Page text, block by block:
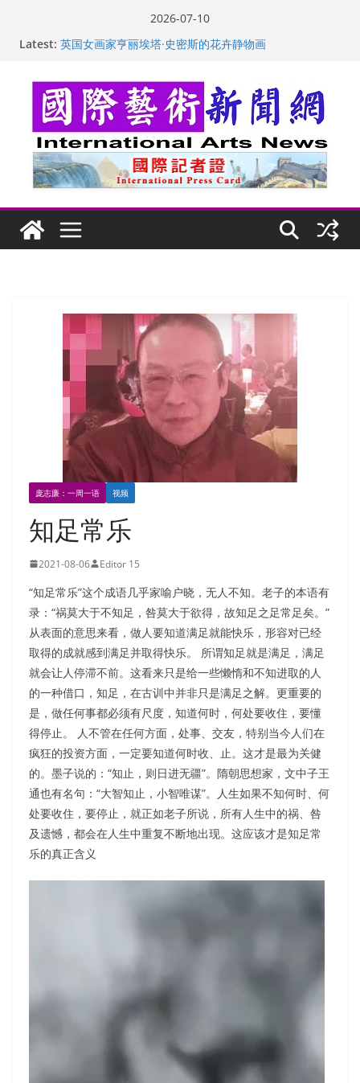
2026-07-10
Latest: “梵心”归处：一场展览 连着攀枝花的千里乡愁
美国人
玛丽安娜·卡拉切娃的绘画：幽默和难以言喻的快乐
苏方 ：“字”得其乐
庞志廉：一周一语 视频
知足常乐
2021-08-06 Editor 15
“知足常乐”这个成语几乎家喻户晓，无人不知。老子的本语有
录：“祸莫大于不知足，咎莫大于欲得，故知足之足常足矣。”
从表面的意思来看，做人要知道满足就能快乐，形容对已经
取得的成就感到满足并取得快乐。 所谓知足就是满足，满足
就会让人停滞不前。这看来只是给一些懒惰和不知进取的人
的一种借口，知足，在古训中并非只是满足之解。更重要的
是，做任何事都必须有尺度，知道何时，何处要收住，要懂
得停止。 人不管在任何方面，处事、交友，特别当今人们在
疯狂的投资方面，一定要知道何时收、止。这才是最为关健
的。墨子说的：“知止，则日进无疆”。隋朝思想家，文中子王
通也有名句：“大智知止，小智唯谋”。人生如果不知何时、何
处要收住，要停止，就正如老子所说，所有人生中的祸、咎
及遗憾，都会在人生中重复不断地出现。这应该才是知足常
乐的真正含义